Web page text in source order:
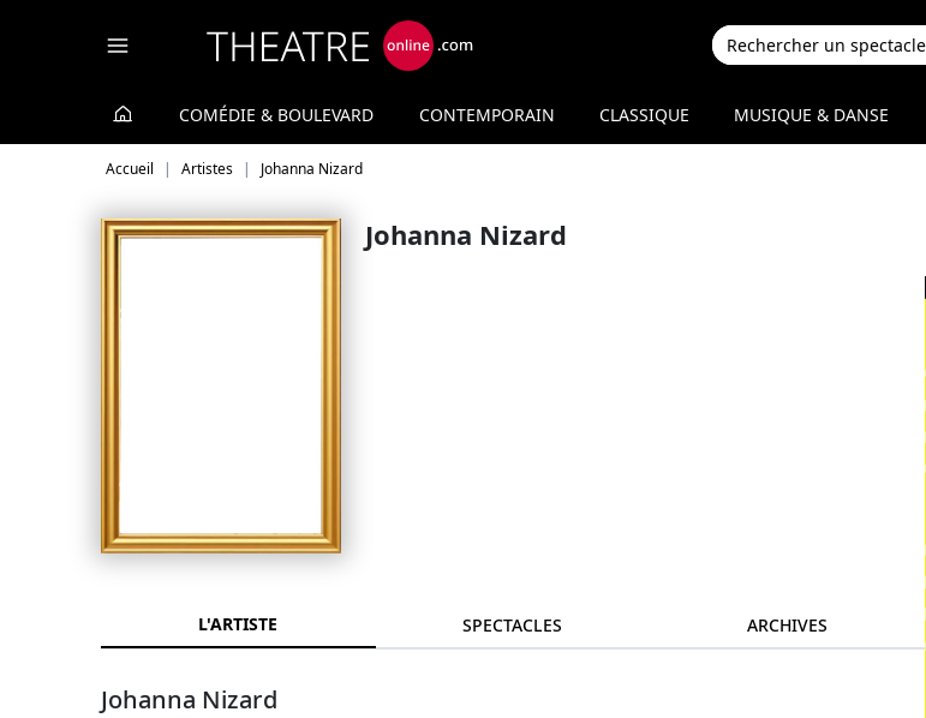
COMÉDIE & BOULEVARD CONTEMPORAIN CLASSIQUE MUSIQUE & DANSE
Accueil Artistes Johanna Nizard
Johanna Nizard
L'ARTISTE SPECTACLES ARCHIVES
Johanna Nizard